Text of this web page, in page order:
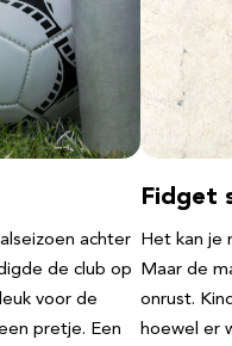
achter
de club op
voor de
pretje. Een
Fidget
Het kan je
Maar de
onrust.
hoewel er